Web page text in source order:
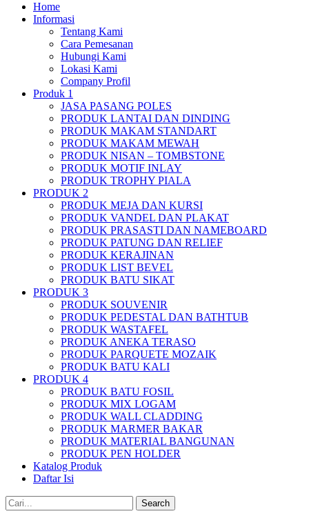
Home
Informasi
Tentang Kami
Cara Pemesanan
Hubungi Kami
Lokasi Kami
Company Profil
Produk 1
JASA PASANG POLES
PRODUK LANTAI DAN DINDING
PRODUK MAKAM STANDART
PRODUK MAKAM MEWAH
PRODUK NISAN – TOMBSTONE
PRODUK MOTIF INLAY
PRODUK TROPHY PIALA
PRODUK 2
PRODUK MEJA DAN KURSI
PRODUK VANDEL DAN PLAKAT
PRODUK PRASASTI DAN NAMEBOARD
PRODUK PATUNG DAN RELIEF
PRODUK KERAJINAN
PRODUK LIST BEVEL
PRODUK BATU SIKAT
PRODUK 3
PRODUK SOUVENIR
PRODUK PEDESTAL DAN BATHTUB
PRODUK WASTAFEL
PRODUK ANEKA TERASO
PRODUK PARQUETE MOZAIK
PRODUK BATU KALI
PRODUK 4
PRODUK BATU FOSIL
PRODUK MIX LOGAM
PRODUK WALL CLADDING
PRODUK MARMER BAKAR
PRODUK MATERIAL BANGUNAN
PRODUK PEN HOLDER
Katalog Produk
Daftar Isi
Search